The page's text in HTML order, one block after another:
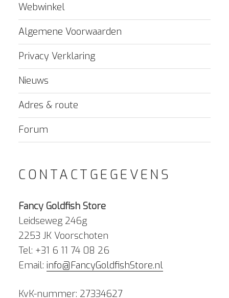
Webwinkel
Algemene Voorwaarden
Privacy Verklaring
Nieuws
Adres & route
Forum
CONTACTGEGEVENS
Fancy Goldfish Store
Leidseweg 246g
2253 JK Voorschoten
Tel: +31 6 11 74 08 26
Email: info@FancyGoldfishStore.nl
KvK-nummer: 27334627